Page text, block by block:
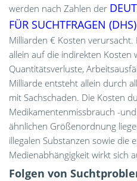
werden nach Zahlen der
FÜR SUCHTFRAGEN (DHS)
Milliarden € Kosten
allein auf die indirekten Kosten
Quantitätsverluste,
Milliarde entsteht allein durch
mit Sachschaden. Die Kosten
Medikamentenmissbrauch -
ähnlichen Größenordnung
illegalen Substanzen sowie die
Medienabhängigkeit wirkt sich
Folgen von